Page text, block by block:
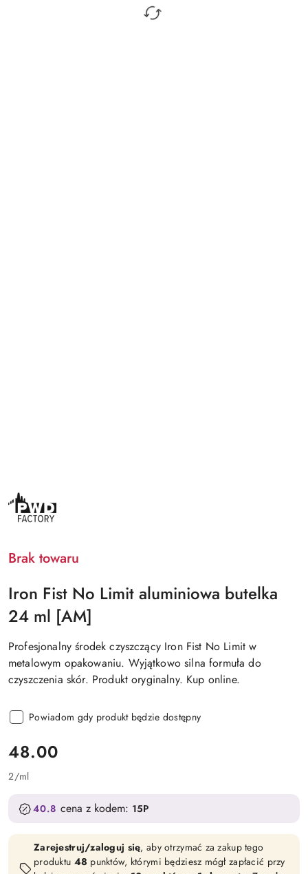
PWD
EUROPEJSKIE
Brak towaru
Iron Fist No Limit aluminiowa butelka
24 ml [AM]
Profesjonalny środek czyszczący Iron Fist No Limit w
metalowym opakowaniu. Wyjątkowo silna formuła do
czyszczenia skór. Produkt oryginalny. Kup online.
Powiadom gdy produkt będzie dostępny
cena:
48.00
2/ml
40.8 cena z kodem: 15P
Zarejestruj/zaloguj się, aby otrzymać za zakup tego
produktu 48 punktów, którymi będziesz mógł zapłacić przy